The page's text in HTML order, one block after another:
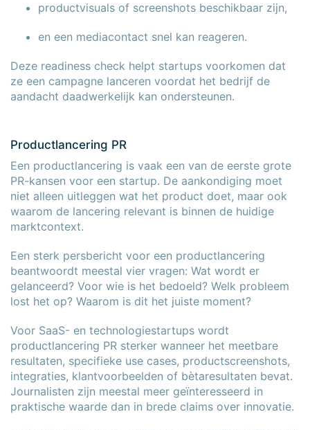
productvisuals of screenshots beschikbaar zijn,
en een mediacontact snel kan reageren.
Deze readiness check helpt startups voorkomen dat
ze een campagne lanceren voordat het bedrijf de
aandacht daadwerkelijk kan ondersteunen.
Productlancering PR
Een productlancering is vaak een van de eerste grote
PR-kansen voor een startup. De aankondiging moet
niet alleen uitleggen wat het product doet, maar ook
waarom de lancering relevant is binnen de huidige
marktcontext.
Een sterk persbericht voor een productlancering
beantwoordt meestal vier vragen: Wat wordt er
gelanceerd? Voor wie is het bedoeld? Welk probleem
lost het op? Waarom is dit het juiste moment?
Voor SaaS- en technologiestartups wordt
productlancering PR sterker wanneer het meetbare
resultaten, specifieke use cases, productscreenshots,
integraties, klantvoorbeelden of bètaresultaten bevat.
Journalisten zijn meestal meer geïnteresseerd in
praktische waarde dan in brede claims over innovatie.